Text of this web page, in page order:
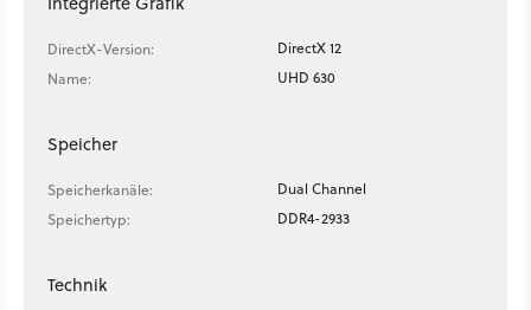
DirectX-Version:
DirectX 12
Name:
UHD 630
Speicher
Speicherkanäle:
Dual Channel
Speichertyp:
DDR4-2933
Technik